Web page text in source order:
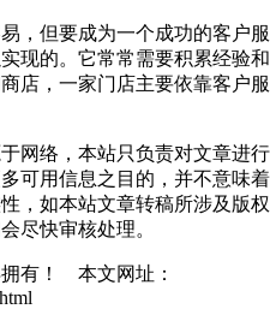
但要成为一个成功的客户服
现的。它常常需要积累经验和
店，一家门店主要依靠客户服
网络，本站只负责对文章进行
可用信息之目的，并不意味着
，如本站文章转稿所涉及版权
尽快审核处理。
有！ 本文网址：